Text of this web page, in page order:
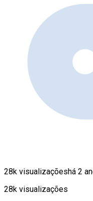
28k visualizaçõeshá 2
28k visualizações